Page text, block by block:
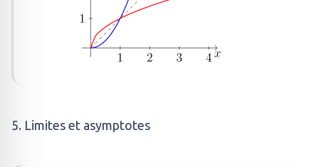
5. Limites et asymptotes